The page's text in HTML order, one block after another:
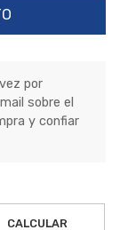
por
sobre el
y confiar
CALCULAR